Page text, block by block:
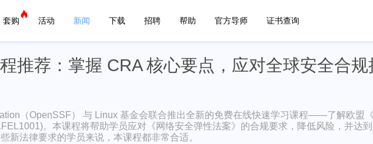
套购 活动 新闻 下载 招聘 帮助 官方导师 证书查询
推荐：掌握 CRA 核心要点，应对全球安全合规
（OpenSSF） 与 Linux 基金会联合推出全新的免费在线快速学习课程——了解欧盟
。本课程将帮助学员应对《网络安全弹性法案》的合规要求，降低风险，并达
新法律要求的学员来说，本课程都非常合适。